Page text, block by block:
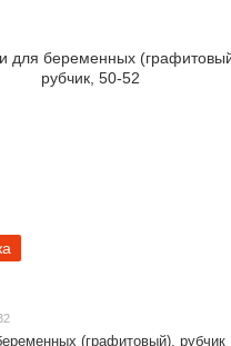
(графитовый), рубчик